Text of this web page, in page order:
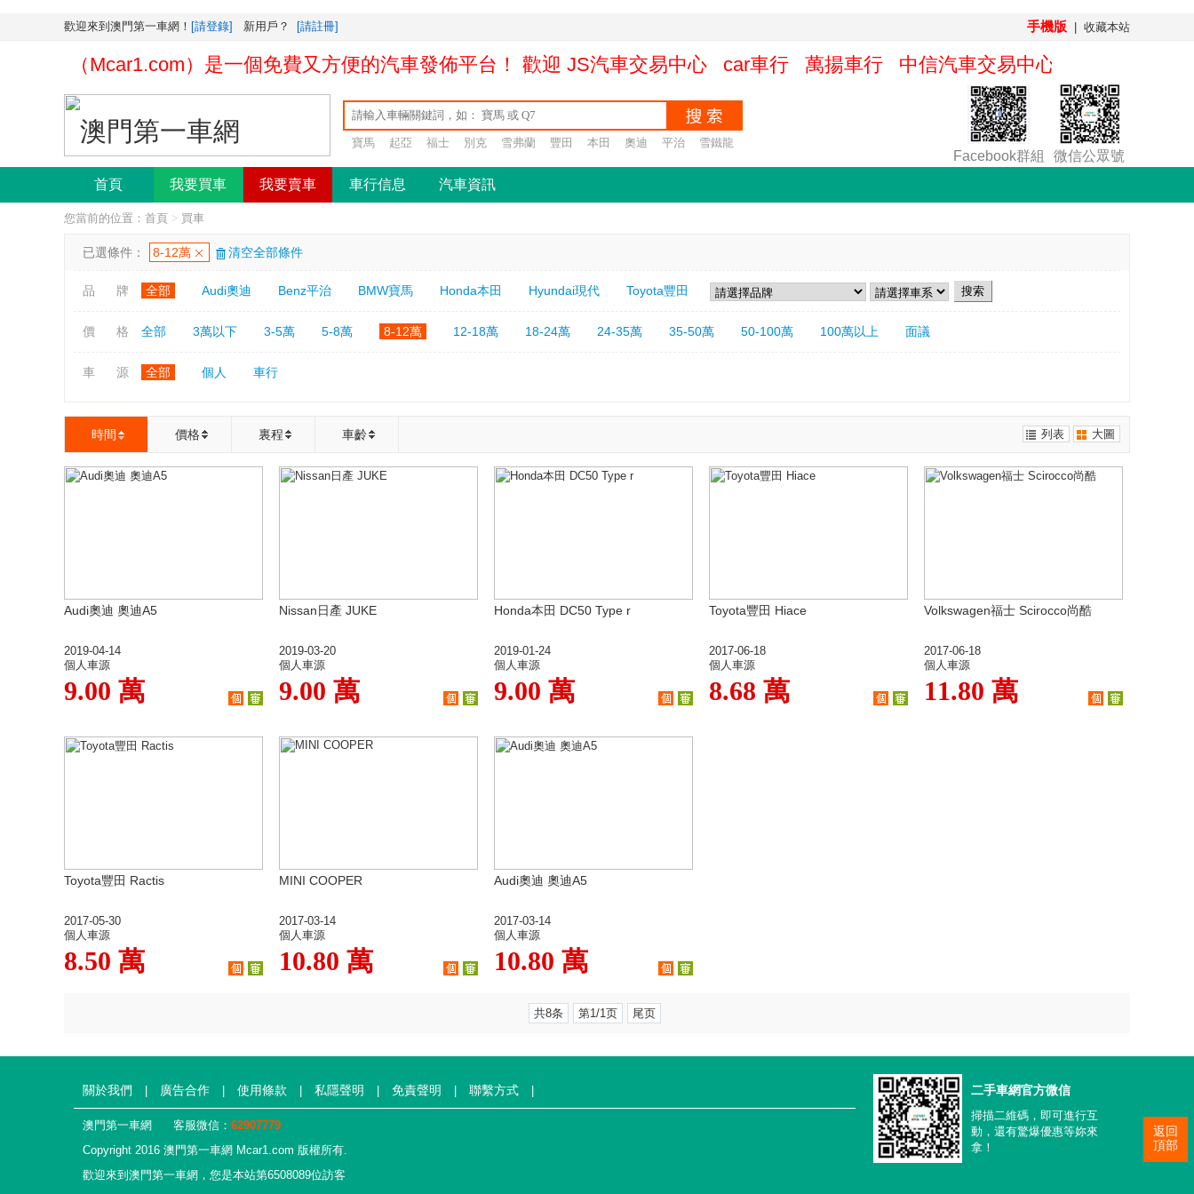
歡迎來到澳門第一車網！ [請登錄] 新用戶？ [請註冊] 手機版 收藏本站
一車網（Mcar1.com）是一個免費又方便的汽車發佈平台！ 歡迎 JS汽車交易中心 car車行 萬揚車行 中信汽車交易中心 騰龍車行
寶馬 起亞 福士 別克 雪弗蘭 豐田 本田 奧迪 平治 雪鐵龍
Facebook群組
微信公眾號
首頁
我要買車 我要賣車 車行信息 汽車資訊
您當前的位置： 首頁 > 買車
已選條件： 8-12萬 清空全部條件
品 牌 全部 Audi奧迪 Benz平治 BMW寶馬 Honda本田 Hyundai現代 Toyota豐田
價 格 全部 3萬以下 3-5萬 5-8萬 8-12萬 12-18萬 18-24萬 24-35萬 35-50萬 50-100萬 100萬以上 面議
車 源 全部 個人 車行
時間 價格 裏程 車齡 列表 大圖
Audi奧迪 奧迪A5
2019-04-14
個人車源
9.00 萬
Nissan日產 JUKE
2019-03-20
個人車源
9.00 萬
Honda本田 DC50 Type r
2019-01-24
個人車源
9.00 萬
Toyota豐田 Hiace
2017-06-18
個人車源
8.68 萬
Volkswagen福士 Scirocco尚酷
2017-06-18
個人車源
11.80 萬
Toyota豐田 Ractis
2017-05-30
個人車源
8.50 萬
MINI COOPER
2017-03-14
個人車源
10.80 萬
Audi奧迪 奧迪A5
2017-03-14
個人車源
10.80 萬
共8条 第1/1页 尾页
關於我們 廣告合作 使用條款 私隱聲明 免責聲明 聯繫方式
澳門第一車網 客服微信： 62907779
Copyright 2016 澳門第一車網 Mcar1.com 版權所有.
歡迎來到澳門第一車網，您是本站第6508089位訪客
二手車網官方微信
掃描二維碼，即可進行互
動，還有驚爆優惠等妳來
拿！
返回
頂部